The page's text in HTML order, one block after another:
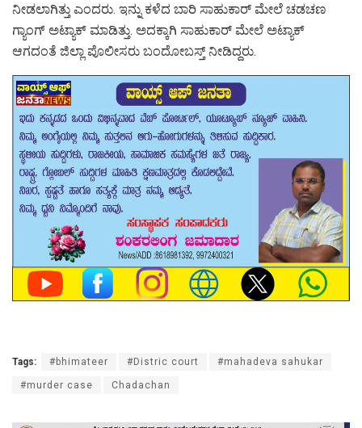
ನೀಡಲಾಗಿತ್ತು ಎಂದರು. ಇನ್ನು ಕಳೆದ ಬಾರಿ ಸಾಹುಕಾರ್ ಮೇಲೆ ಚಡಚಣ
ಗ್ಯಾಂಗ್ ಅಟ್ಯಾಕ್ ಮಾಡಿತ್ತು. ಅದಕ್ಕಾಗಿ ಸಾಹುಕಾರ್ ಮೇಲೆ ಅಟ್ಯಾಕ್
ಆಗದಂತೆ ಜಿಲ್ಲಾ ಪೊಲೀಸರು ಬಂದೋಬಸ್ತ್ ನೀಡಿದ್ದರು.
Tags: #bhimateer #Distric court #mahadeva sahukar
#murder case Chadachan